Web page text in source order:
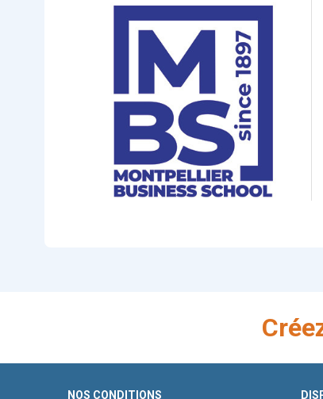
NOS CONDITIONS